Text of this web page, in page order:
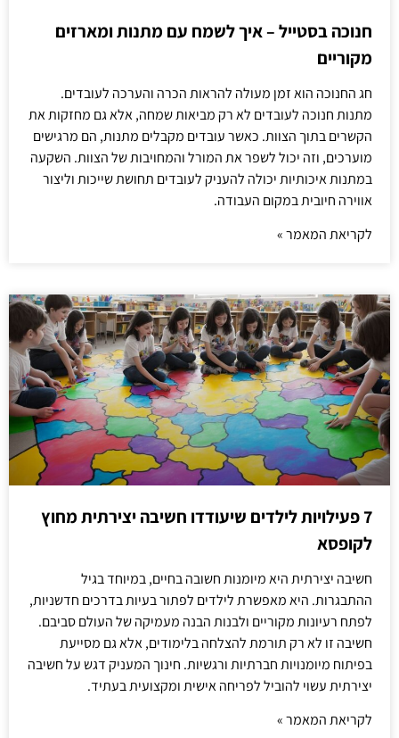
חנוכה בסטייל – איך לשמח עם מתנות ומארזים
מקוריים
חג החנוכה הוא זמן מעולה להראות הכרה והערכה לעובדים.
מתנות חנוכה לעובדים לא רק מביאות שמחה, אלא גם מחזקות את
הקשרים בתוך הצוות. כאשר עובדים מקבלים מתנות, הם מרגישים
מוערכים, וזה יכול לשפר את המורל והמחויבות של הצוות. השקעה
במתנות איכותיות יכולה להעניק לעובדים תחושת שייכות וליצור
אווירה חיובית במקום העבודה.
לקריאת המאמר »
7 פעילויות לילדים שיעודדו חשיבה יצירתית מחוץ
לקופסא
חשיבה יצירתית היא מיומנות חשובה בחיים, במיוחד בגיל
ההתבגרות. היא מאפשרת לילדים לפתור בעיות בדרכים חדשניות,
לפתח רעיונות מקוריים ולבנות הבנה מעמיקה של העולם סביבם.
חשיבה זו לא רק תורמת להצלחה בלימודים, אלא גם מסייעת
בפיתוח מיומנויות חברתיות ורגשיות. חינוך המעניק דגש על חשיבה
יצירתית עשוי להוביל לפריחה אישית ומקצועית בעתיד.
לקריאת המאמר »